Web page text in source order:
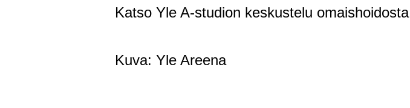
Katso Yle A-studion keskustelu omaishoidosta
Kuva: Yle Areena